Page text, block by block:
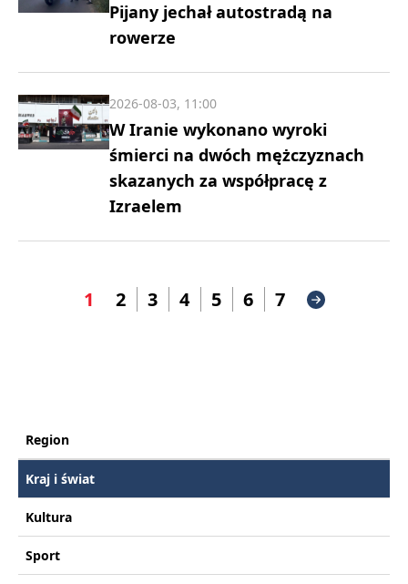
Pijany jechał autostradą na
rowerze
W Iranie wykonano wyroki
śmierci na dwóch mężczyznach
skazanych za współpracę z
Izraelem
2026-08-03, 11:00
1 2 3 4 5 6 7
Region
Kraj i świat
Kultura
Sport